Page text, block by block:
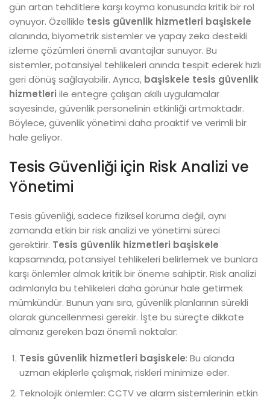
gün artan tehditlere karşı koyma konusunda kritik bir rol
oynuyor. Özellikle tesis güvenlik hizmetleri başiskele
alanında, biyometrik sistemler ve yapay zeka destekli
izleme çözümleri önemli avantajlar sunuyor. Bu
sistemler, potansiyel tehlikeleri anında tespit ederek hızlı
geri dönüş sağlayabilir. Ayrıca, başiskele tesis güvenlik
hizmetleri ile entegre çalışan akıllı uygulamalar
sayesinde, güvenlik personelinin etkinliği artmaktadır.
Böylece, güvenlik yönetimi daha proaktif ve verimli bir
hale geliyor.
Tesis Güvenliği için Risk Analizi ve
Yönetimi
Tesis güvenliği, sadece fiziksel koruma değil, aynı
zamanda etkin bir risk analizi ve yönetimi süreci
gerektirir. Tesis güvenlik hizmetleri başiskele
kapsamında, potansiyel tehlikeleri belirlemek ve bunlara
karşı önlemler almak kritik bir öneme sahiptir. Risk analizi
adımlarıyla bu tehlikeleri daha görünür hale getirmek
mümkündür. Bunun yanı sıra, güvenlik planlarının sürekli
olarak güncellenmesi gerekir. İşte bu süreçte dikkate
almanız gereken bazı önemli noktalar:
Tesis güvenlik hizmetleri başiskele: Bu alanda
uzman ekiplerle çalışmak, riskleri minimize eder.
Teknolojik önlemler: CCTV ve alarm sistemlerinin etkin